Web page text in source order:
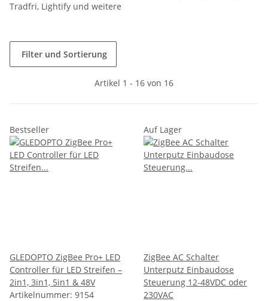
Tradfri, Lightify und weitere
Filter und Sortierung
Artikel 1 - 16 von 16
Bestseller
GLEDOPTO ZigBee Pro+ LED
Controller für LED Streifen –
2in1, 3in1, 5in1 & 48V
Artikelnummer: 9154
Auf Lager
ZigBee AC Schalter
Unterputz Einbaudose
Steuerung 12-48VDC oder
230VAC